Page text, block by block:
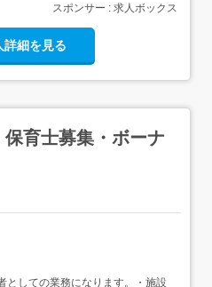
スポンサー : 求人ボックス
詳細を見る
育士募集・ボーナ
としての業務になります。・施設